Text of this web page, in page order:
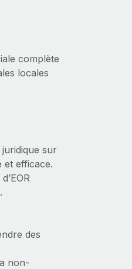
complète
locales
sur
et efficace.
des
non-